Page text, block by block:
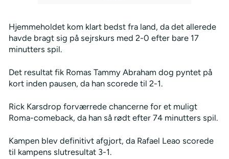
Hjemmeholdet kom klart bedst fra land, da det allerede
havde bragt sig på sejrskurs med 2-0 efter bare 17
minutters spil.
Det resultat fik Romas Tammy Abraham dog pyntet på
kort inden pausen, da han scorede til 2-1.
Rick Karsdrop forværrede chancerne for et muligt
Roma-comeback, da han så rødt efter 74 minutters spil.
Kampen blev definitivt afgjort, da Rafael Leao scorede
til kampens slutresultat 3-1.